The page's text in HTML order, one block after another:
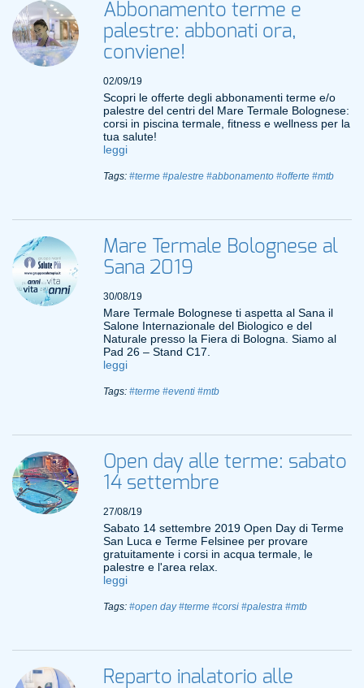
Abbonamento terme e
palestre: abbonati ora,
conviene!
02/09/19
Scopri le offerte degli abbonamenti terme e/o
palestre del centri del Mare Termale Bolognese:
corsi in piscina termale, fitness e wellness per la
tua salute!
leggi
Tags: #terme #palestre #abbonamento #offerte #mtb
Mare Termale Bolognese al
Sana 2019
30/08/19
Mare Termale Bolognese ti aspetta al Sana il
Salone Internazionale del Biologico e del
Naturale presso la Fiera di Bologna. Siamo al
Pad 26 – Stand C17.
leggi
Tags: #terme #eventi #mtb
Open day alle terme: sabato
14 settembre
27/08/19
Sabato 14 settembre 2019 Open Day di Terme
San Luca e Terme Felsinee per provare
gratuitamente i corsi in acqua termale, le
palestre e l'area relax.
leggi
Tags: #open day #terme #corsi #palestra #mtb
Reparto inalatorio alle